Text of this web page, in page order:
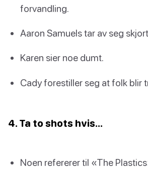
forvandling.
Aaron Samuels tar av seg
Karen sier noe dumt.
Cady forestiller seg at folk blir
4. Ta to shots hvis…
Noen refererer til «The